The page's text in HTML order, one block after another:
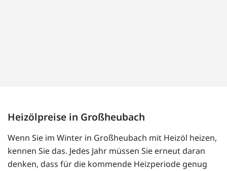
Heizölpreise in Großheubach
Wenn Sie im Winter in Großheubach mit Heizöl heizen,
kennen Sie das. Jedes Jahr müssen Sie erneut daran
denken, dass für die kommende Heizperiode genug